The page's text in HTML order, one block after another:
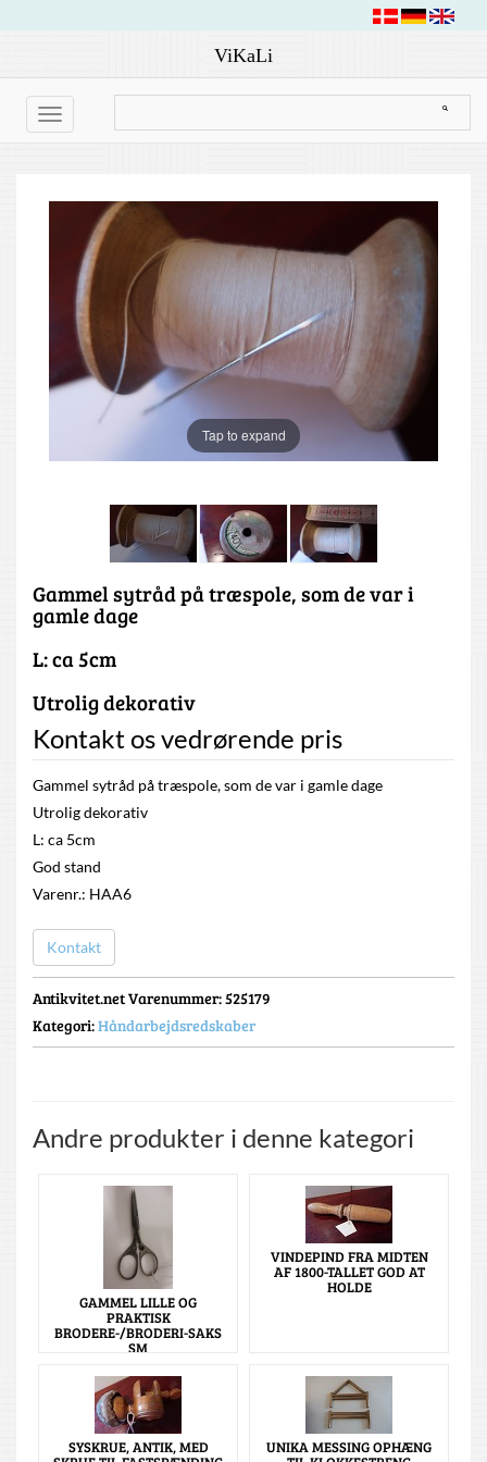
ViKaLi
Toggle
navigation
Tap to expand
Gammel sytråd på træspole, som de var i
gamle dage
L: ca 5cm
Utrolig dekorativ
Kontakt os vedrørende pris
Gammel sytråd på træspole, som de var i gamle dage
Utrolig dekorativ
L: ca 5cm
God stand
Varenr.: HAA6
Kontakt
Antikvitet.net Varenummer: 525179
Kategori:Håndarbejdsredskaber
Andre produkter i denne kategori
GAMMEL LILLE OG
PRAKTISK
BRODERE-/BRODERI-SAKS
SM
VINDEPIND FRA MIDTEN
AF 1800-TALLET GOD AT
HOLDE
SYSKRUE, ANTIK, MED UNIKA MESSING OPHÆNG